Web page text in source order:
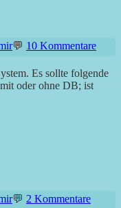
10 Kommentare
Es sollte folgende
oder ohne DB; ist
2 Kommentare